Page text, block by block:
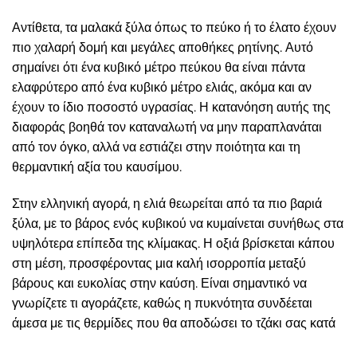
Αντίθετα, τα μαλακά ξύλα όπως το πεύκο ή το έλατο έχουν
πιο χαλαρή δομή και μεγάλες αποθήκες ρητίνης. Αυτό
σημαίνει ότι ένα κυβικό μέτρο πεύκου θα είναι πάντα
ελαφρύτερο από ένα κυβικό μέτρο ελιάς, ακόμα και αν
έχουν το ίδιο ποσοστό υγρασίας. Η κατανόηση αυτής της
διαφοράς βοηθά τον καταναλωτή να μην παραπλανάται
από τον όγκο, αλλά να εστιάζει στην ποιότητα και τη
θερμαντική αξία του καυσίμου.
Στην ελληνική αγορά, η ελιά θεωρείται από τα πιο βαριά
ξύλα, με το βάρος ενός κυβικού να κυμαίνεται συνήθως στα
υψηλότερα επίπεδα της κλίμακας. Η οξιά βρίσκεται κάπου
στη μέση, προσφέροντας μια καλή ισορροπία μεταξύ
βάρους και ευκολίας στην καύση. Είναι σημαντικό να
γνωρίζετε τι αγοράζετε, καθώς η πυκνότητα συνδέεται
άμεσα με τις θερμίδες που θα αποδώσει το τζάκι σας κατά